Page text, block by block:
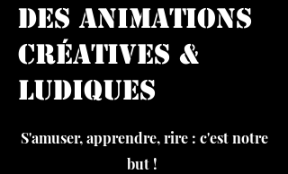
dES ANIMATIONS
Créatives &
ludiques
S'amuser, apprendre, rire : c'est notre
but !